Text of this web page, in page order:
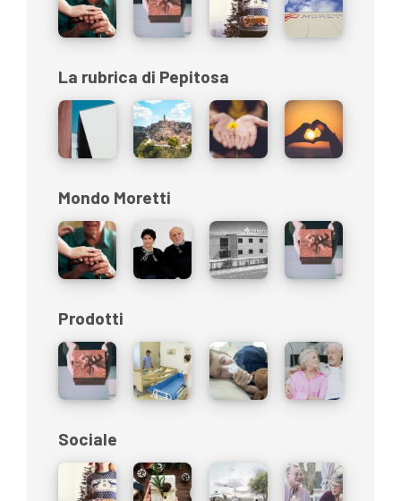
La rubrica di Pepitosa
Mondo Moretti
Prodotti
Sociale